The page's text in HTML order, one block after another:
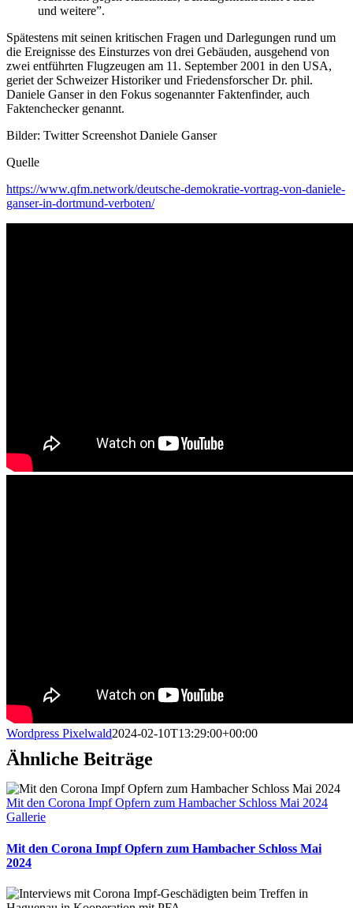
und weitere”.
Spätestens mit seinen kritischen Fragen und Darlegungen rund um
die Ereignisse des Einsturzes von drei Gebäuden, ausgehend von
zwei entführten Flugzeugen am 11. September 2001 in den USA,
geriet der Schweizer Historiker und Friedensforscher Dr. phil.
Daniele Ganser in den Fokus sogenannter Faktenfinder, auch
Faktenchecker genannt.
Bilder: Twitter Screenshot Daniele Ganser
Quelle
https://www.qfm.network/deutsche-demokratie-vortrag-von-daniele-
ganser-in-dortmund-verboten/
Wordpress Pixelwald2024-02-10T13:29:00+00:00
Ähnliche Beiträge
Mit den Corona Impf Opfern zum Hambacher Schloss Mai 2024
Gallerie
Mit den Corona Impf Opfern zum Hambacher Schloss Mai
2024